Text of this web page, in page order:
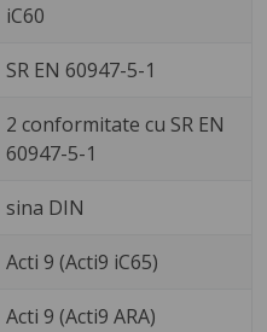
iC60
SR EN 60947-5-1
2 conformitate cu SR EN
60947-5-1
sina DIN
Acti 9 (Acti9 iC65)
Acti 9 (Acti9 ARA)